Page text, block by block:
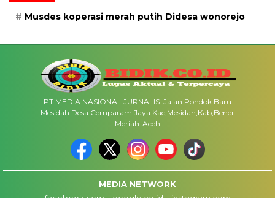
Musdes koperasi merah putih Didesa wonorejo
PT MEDIA NASIONAL JURNALIS: Jalan Pondok Baru
Mesidah Desa Cemparam Jaya Kac,Mesidah,Kab,Bener
Meriah-Aceh
MEDIA NETWORK